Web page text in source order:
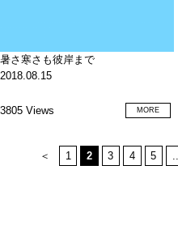
暑さ寒さも彼岸まで
2018.08.15
3805 Views MORE
＜ 1 2 3 4 5